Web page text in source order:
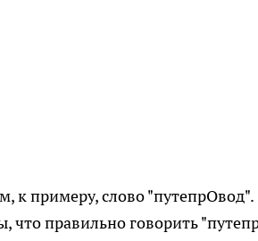
к примеру, слово
что правильно говорить